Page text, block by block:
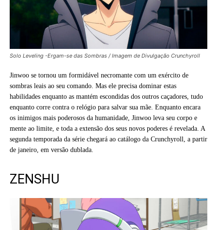
Solo Leveling -Ergam-se das Sombras / Imagem de Divulgação Crunchyroll
Jinwoo se tornou um formidável necromante com um exército de
sombras leais ao seu comando. Mas ele precisa dominar estas
habilidades enquanto as mantém escondidas dos outros caçadores, tudo
enquanto corre contra o relógio para salvar sua mãe. Enquanto encara
os inimigos mais poderosos da humanidade, Jinwoo leva seu corpo e
mente ao limite, e toda a extensão dos seus novos poderes é revelada. A
segunda temporada da série chegará ao catálogo da Crunchyroll, a partir
de janeiro, em versão dublada.
ZENSHU